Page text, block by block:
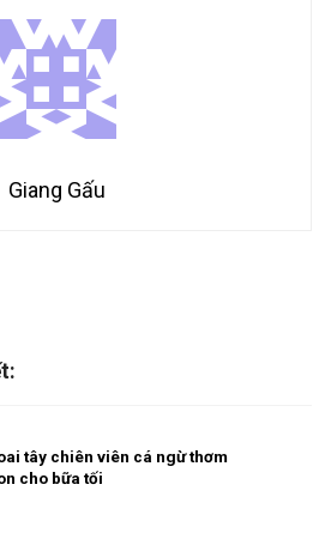
Giang Gấu
tây chiên viên cá ngừ thơm
cho bữa tối